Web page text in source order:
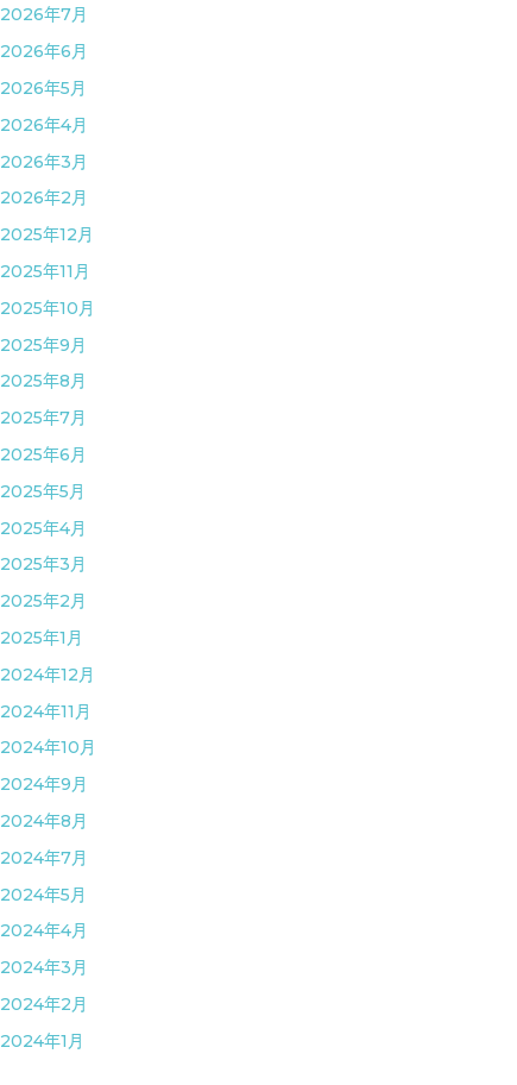
2026年7月
2026年6月
2026年5月
2026年4月
2026年3月
2026年2月
2025年12月
2025年11月
2025年10月
2025年9月
2025年8月
2025年7月
2025年6月
2025年5月
2025年4月
2025年3月
2025年2月
2025年1月
2024年12月
2024年11月
2024年10月
2024年9月
2024年8月
2024年7月
2024年5月
2024年4月
2024年3月
2024年2月
2024年1月